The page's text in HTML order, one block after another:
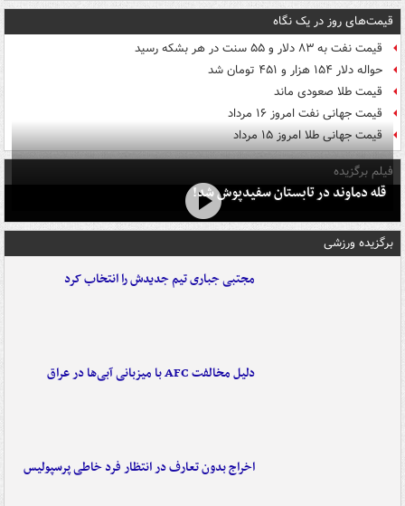
قیمت‌های روز در یک نگاه
قیمت نفت به ۸۳ دلار و ۵۵ سنت در هر بشکه رسید
حواله دلار ۱۵۴ هزار و ۴۵۱ تومان شد
قیمت طلا صعودی ماند
قیمت جهانی نفت امروز ۱۶ مرداد
قیمت جهانی طلا امروز ۱۵ مرداد
فیلم برگزیده
قله دماوند در تابستان سفیدپوش شد!
برگزیده ورزشی
مجتبی جباری تیم جدیدش را انتخاب کرد
دلیل مخالفت AFC با میزبانی آبی‌ها در عراق
اخراج بدون تعارف در انتظار فرد خاطی پرسپولیس